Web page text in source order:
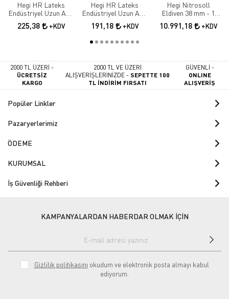
Hegi HR Lateks
Endüstriyel Uzun Asit
Eldiveni 55 cm
225,38 +KDV
Hegi HR Lateks
Endüstriyel Uzun Asit
Eldiveni 45 cm
191,18 +KDV
Hegi Nitrosoll
Eldiven 38 mm - 1
KOLİ 144 ÇİFT
10.991,18 +KDV
2000 TL ÜZERİ -
ÜCRETSİZ
KARGO
2000 TL VE ÜZERİ
ALIŞVERİŞLERİNİZDE -SEPETTE 100
TL İNDİRİM FIRSATI
GÜVENLİ -
ONLINE
ALIŞVERİŞ
Popüler Linkler
Pazaryerlerimiz
ÖDEME
KURUMSAL
İş Güvenliği Rehberi
KAMPANYALARDAN HABERDAR OLMAK İÇİN
Gizlilik politikasını okudum ve elektronik posta almayı kabul
ediyorum.